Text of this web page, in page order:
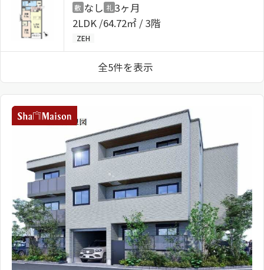
敷 なし 礼 3ヶ月
2LDK 64.72㎡ / 3階
ZEH
全5件を表示